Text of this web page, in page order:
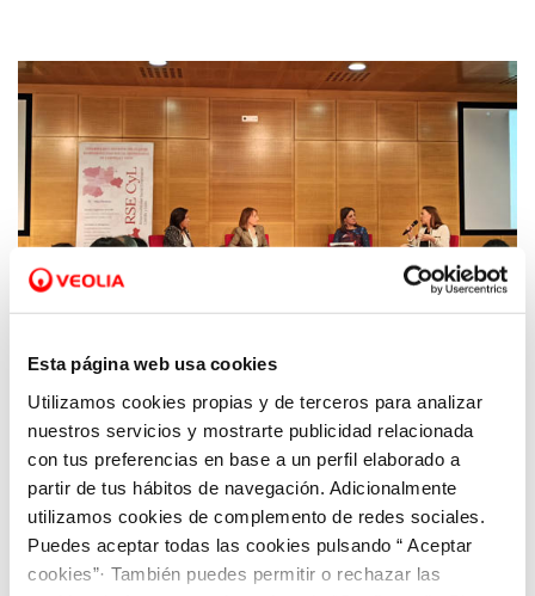
Esta página web usa cookies
Utilizamos cookies propias y de terceros para analizar
nuestros servicios y mostrarte publicidad relacionada
con tus preferencias en base a un perfil elaborado a
partir de tus hábitos de navegación. Adicionalmente
utilizamos cookies de complemento de redes sociales.
Puedes aceptar todas las cookies pulsando “ Aceptar
cookies”· También puedes permitir o rechazar las
10 ENE 2020
Aquona despliega su estrategia de
sostenibilidad y compromiso social en el
Foro de Responsabilidad Social Empresarial
de Castilla y León